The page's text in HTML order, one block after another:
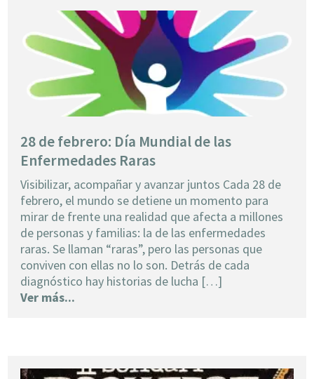
28 de febrero: Día Mundial de las
Enfermedades Raras
Visibilizar, acompañar y avanzar juntos Cada 28 de
febrero, el mundo se detiene un momento para
mirar de frente una realidad que afecta a millones
de personas y familias: la de las enfermedades
raras. Se llaman “raras”, pero las personas que
conviven con ellas no lo son. Detrás de cada
diagnóstico hay historias de lucha […]
Ver más...